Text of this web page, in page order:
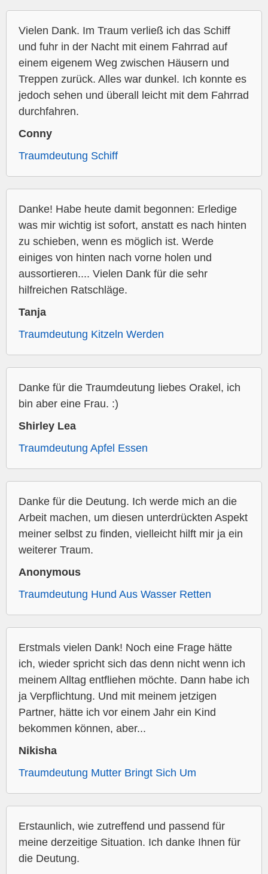
Vielen Dank. Im Traum verließ ich das Schiff
und fuhr in der Nacht mit einem Fahrrad auf
einem eigenem Weg zwischen Häusern und
Treppen zurück. Alles war dunkel. Ich konnte es
jedoch sehen und überall leicht mit dem Fahrrad
durchfahren.
Conny
Traumdeutung Schiff
Danke! Habe heute damit begonnen: Erledige
was mir wichtig ist sofort, anstatt es nach hinten
zu schieben, wenn es möglich ist. Werde
einiges von hinten nach vorne holen und
aussortieren.... Vielen Dank für die sehr
hilfreichen Ratschläge.
Tanja
Traumdeutung Kitzeln Werden
Danke für die Traumdeutung liebes Orakel, ich
bin aber eine Frau. :)
Shirley Lea
Traumdeutung Apfel Essen
Danke für die Deutung. Ich werde mich an die
Arbeit machen, um diesen unterdrückten Aspekt
meiner selbst zu finden, vielleicht hilft mir ja ein
weiterer Traum.
Anonymous
Traumdeutung Hund Aus Wasser Retten
Erstmals vielen Dank! Noch eine Frage hätte
ich, wieder spricht sich das denn nicht wenn ich
meinem Alltag entfliehen möchte. Dann habe ich
ja Verpflichtung. Und mit meinem jetzigen
Partner, hätte ich vor einem Jahr ein Kind
bekommen können, aber...
Nikisha
Traumdeutung Mutter Bringt Sich Um
Erstaunlich, wie zutreffend und passend für
meine derzeitige Situation. Ich danke Ihnen für
die Deutung.